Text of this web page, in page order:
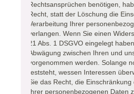
Rechtsansprüchen benötigen,
Recht, statt der Löschung die
Verarbeitung Ihrer
verlangen. Wenn Sie einen
21 Abs. 1 DSGVO eingelegt
Abwägung zwischen Ihren und
vorgenommen werden. Solange
feststeht, wessen Interessen
Sie das Recht, die
Ihrer personenbezogenen Daten